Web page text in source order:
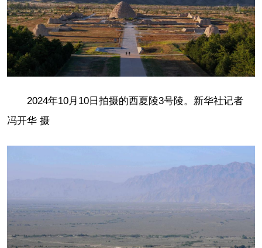
2024年10月10日拍摄的西夏陵3号陵。新华社记者
冯开华 摄